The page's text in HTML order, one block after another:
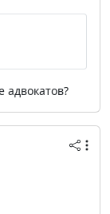
адвокатов?